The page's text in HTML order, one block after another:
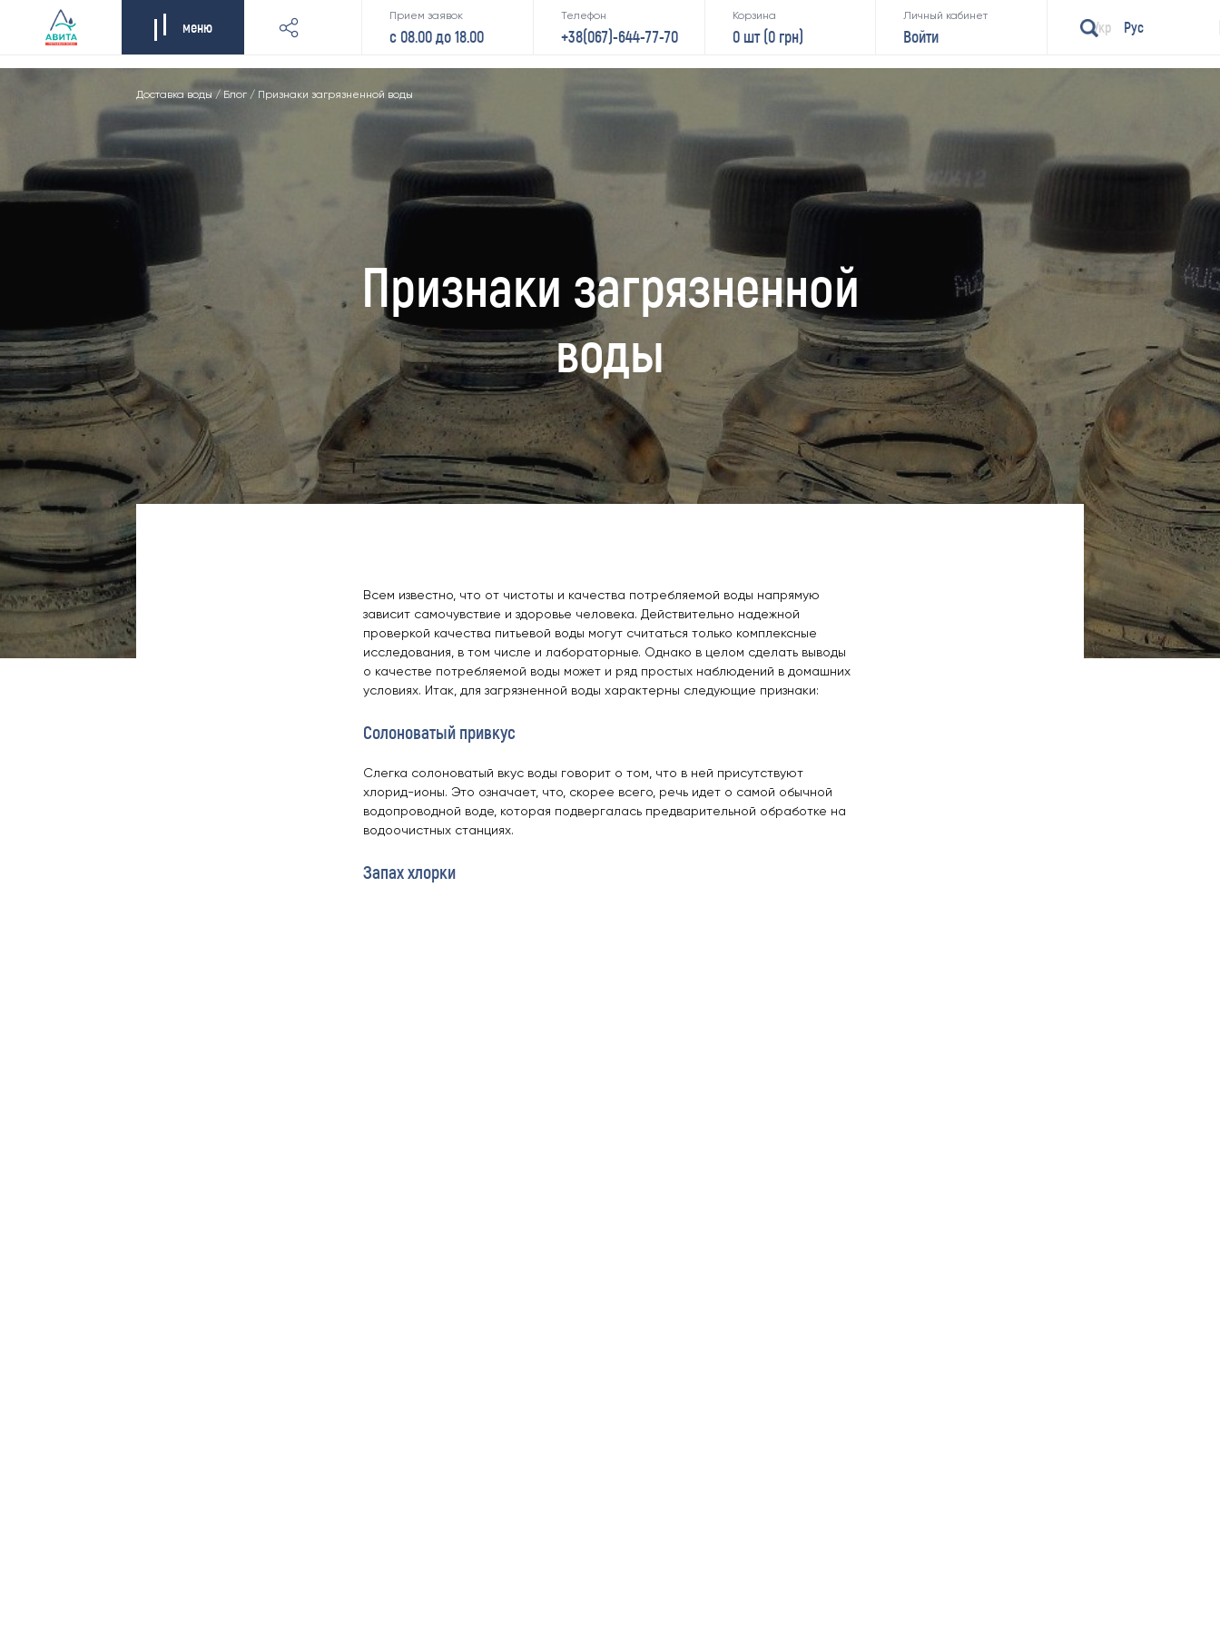
меню
Прием заявок
с 08.00 до 18.00
Телефон
+38(067)-644-77-70
Корзина
0 шт (0 грн)
Личный кабинет
Войти Укр Рус
Доставка воды / Блог / Признаки загрязненной воды
Признаки загрязненной
воды
Всем известно, что от чистоты и качества потребляемой воды напрямую
зависит самочувствие и здоровье человека. Действительно надежной
проверкой качества питьевой воды могут считаться только комплексные
исследования, в том числе и лабораторные. Однако в целом сделать выводы
о качестве потребляемой воды может и ряд простых наблюдений в домашних
условиях. Итак, для загрязненной воды характерны следующие признаки:
Солоноватый привкус
Слегка солоноватый вкус воды говорит о том, что в ней присутствуют
хлорид-ионы. Это означает, что, скорее всего, речь идет о самой обычной
водопроводной воде, которая подвергалась предварительной обработке на
водоочистных станциях.
Запах хлорки